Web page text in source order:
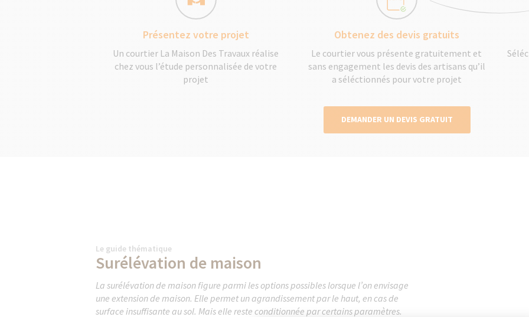
Présentez votre projet
Un courtier La Maison Des Travaux réalise
chez vous l’étude personnalisée de votre
projet
Obtenez des devis gratuits
Le courtier vous présente gratuitement et
sans engagement les devis des artisans qu’il
a séléctionnés pour votre projet
DEMANDER UN DEVIS GRATUIT
Le guide thématique
Surélévation de maison
La surélévation de maison figure parmi les options possibles lorsque l’on envisage
une extension de maison. Elle permet un agrandissement par le haut, en cas de
surface insuffisante au sol. Mais elle reste conditionnée par certains paramètres.